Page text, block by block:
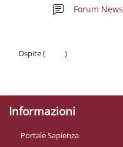
Forum News
Ospite (
)
Informazioni
Portale Sapienza